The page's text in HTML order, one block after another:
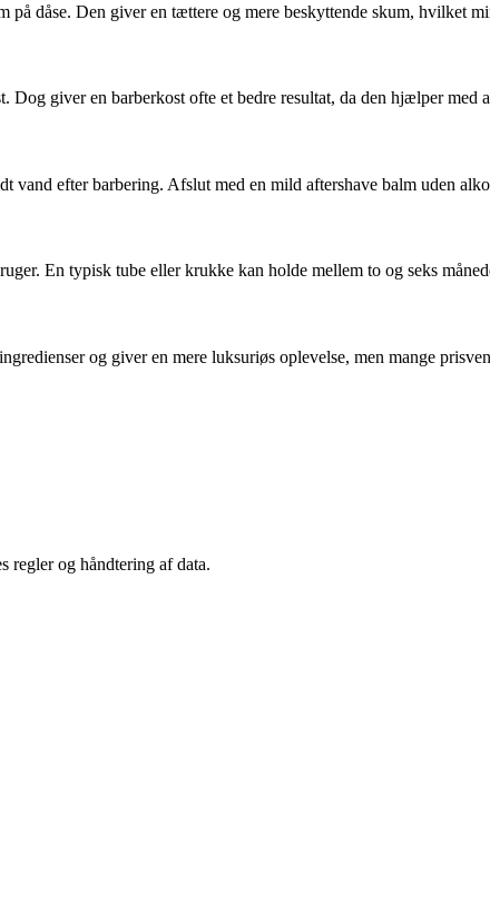
på dåse. Den giver en tættere og mere beskyttende skum, hvilket
Dog giver en barberkost ofte et bedre resultat, da den hjælper
vand efter barbering. Afslut med en mild aftershave balm uden
En typisk tube eller krukke kan holde mellem to og seks
og giver en mere luksuriøs oplevelse, men mange
regler og håndtering af data.